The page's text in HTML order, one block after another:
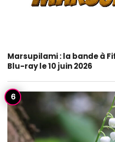
Marsupilami : la bande à
Blu-ray le 10 juin 2026